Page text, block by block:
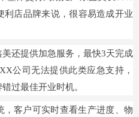
利店品牌来说，很容易造成开业
还提供加急服务，最快3天完成
公司无法提供此类应急支持，
过最佳开业时机。
，客户可实时查看生产进度、物